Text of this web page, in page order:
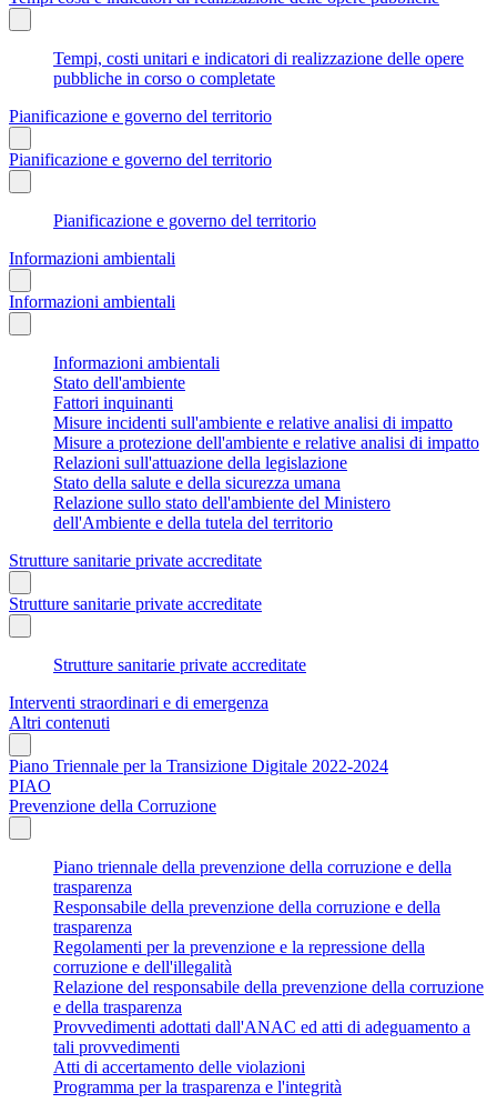
Tempi, costi unitari e indicatori di realizzazione delle opere
pubbliche in corso o completate
Pianificazione e governo del territorio
Pianificazione e governo del territorio
Pianificazione e governo del territorio
Informazioni ambientali
Informazioni ambientali
Informazioni ambientali
Stato dell'ambiente
Fattori inquinanti
Misure incidenti sull'ambiente e relative analisi di impatto
Misure a protezione dell'ambiente e relative analisi di impatto
Relazioni sull'attuazione della legislazione
Stato della salute e della sicurezza umana
Relazione sullo stato dell'ambiente del Ministero
dell'Ambiente e della tutela del territorio
Strutture sanitarie private accreditate
Strutture sanitarie private accreditate
Strutture sanitarie private accreditate
Interventi straordinari e di emergenza
Altri contenuti
Piano Triennale per la Transizione Digitale 2022-2024
PIAO
Prevenzione della Corruzione
Piano triennale della prevenzione della corruzione e della
trasparenza
Responsabile della prevenzione della corruzione e della
trasparenza
Regolamenti per la prevenzione e la repressione della
corruzione e dell'illegalità
Relazione del responsabile della prevenzione della corruzione
e della trasparenza
Provvedimenti adottati dall'ANAC ed atti di adeguamento a
tali provvedimenti
Atti di accertamento delle violazioni
Programma per la trasparenza e l'integrità